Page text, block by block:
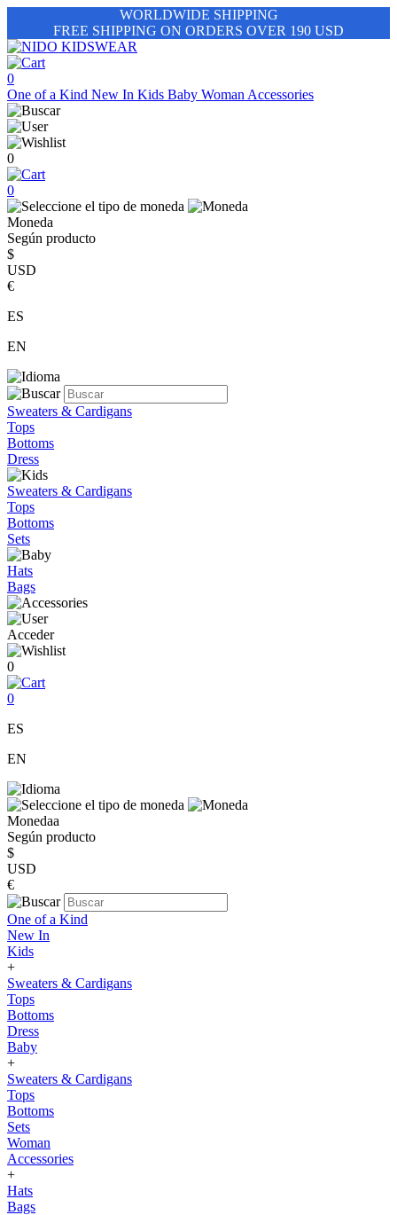
WORLDWIDE SHIPPING
FREE SHIPPING ON ORDERS OVER 190 USD
0
One of a Kind New In Kids Baby Woman Accessories
0
0
Moneda
Según producto
$
USD
€
ES
EN
Sweaters & Cardigans
Tops
Bottoms
Dress
Sweaters & Cardigans
Tops
Bottoms
Sets
Hats
Bags
Acceder
0
0
ES
EN
Monedaa
Según producto
$
USD
€
One of a Kind
New In
Kids
+
Sweaters & Cardigans
Tops
Bottoms
Dress
Baby
+
Sweaters & Cardigans
Tops
Bottoms
Sets
Woman
Accessories
+
Hats
Bags